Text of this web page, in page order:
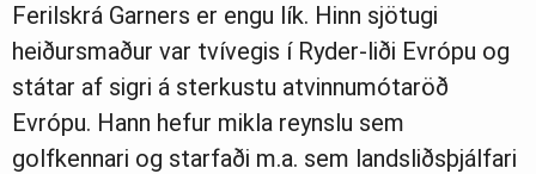
Ferilskrá Garners er engu lík. Hinn sjötugi
heiðursmaður var tvívegis í Ryder-liði Evrópu og
státar af sigri á sterkustu atvinnumótaröð
Evrópu. Hann hefur mikla reynslu sem
golfkennari og starfaði m.a. sem landsliðsþjálfari